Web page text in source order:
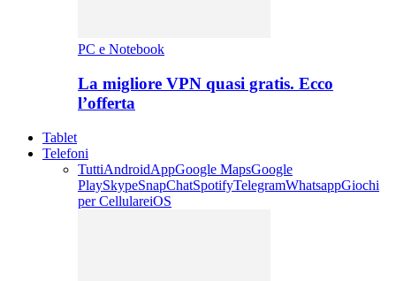
PC e Notebook
La migliore VPN quasi gratis. Ecco
l’offerta
Tablet
Telefoni
TuttiAndroidAppGoogle MapsGoogle
PlaySkypeSnapChatSpotifyTelegramWhatsappGiochi
per CellulareiOS